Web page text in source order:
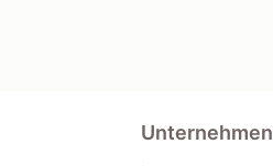
Unternehmen